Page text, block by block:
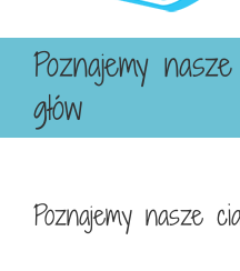
Poznajemy
głów
Poznajemy nasze